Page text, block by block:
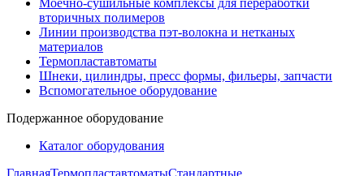
Моечно-сушильные комплексы для переработки
вторичных полимеров
Линии производства пэт-волокна и нетканых
материалов
Термопластавтоматы
Шнеки, цилиндры, пресс формы, фильеры, запчасти
Вспомогательное оборудование
Подержанное оборудование
Каталог оборудования
ГлавнаяТермопластавтоматыСтандартные